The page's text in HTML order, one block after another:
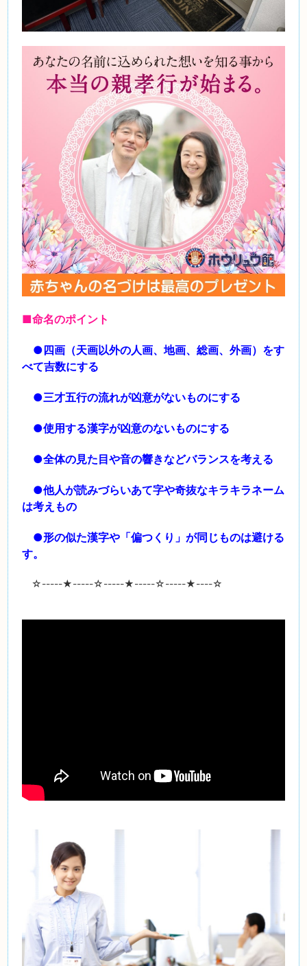
■命名のポイント
●四画（天画以外の人画、地画、総画、外画）をす
べて吉数にする
●三才五行の流れが凶意がないものにする
●使用する漢字が凶意のないものにする
●全体の見た目や音の響きなどバランスを考える
●他人が読みづらいあて字や奇抜なキラキラネーム
は考えもの
●形の似た漢字や「偏つくり」が同じものは避ける
す。
☆-----★-----☆-----★-----☆-----★----☆